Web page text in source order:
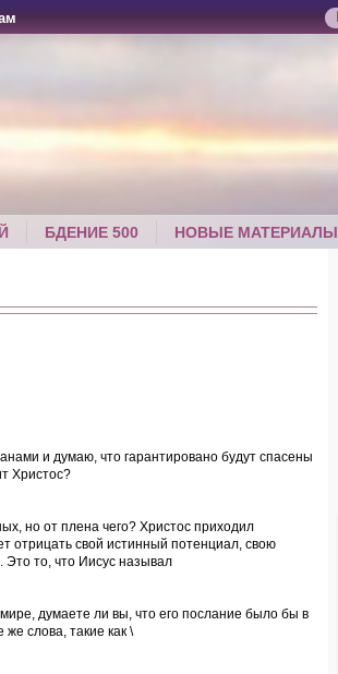
БДЕНИЕ 500 НОВЫЕ МАТЕРИАЛЫ
и думаю, что гарантировано будут спасены
Христос?
но от плена чего? Христос приходил
отрицать свой истинный потенциал, свою
Это то, что Иисус называл
думаете ли вы, что его послание было бы в
слова, такие как \